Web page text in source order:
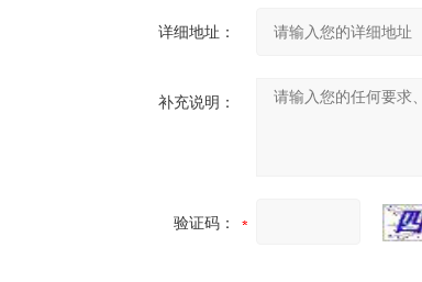
详细地址：
补充说明：
验证码：